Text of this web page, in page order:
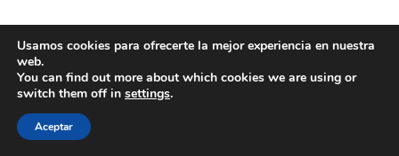
Usamos cookies para ofrecerte la mejor experiencia en nuestra
web.
You can find out more about which cookies we are using or
switch them off in settings.
Aceptar